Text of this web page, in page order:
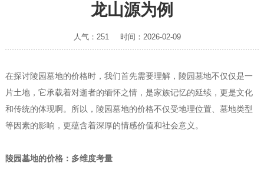
龙山源为例
人气：251 时间：2026-02-09
在探讨陵园墓地的价格时，我们首先需要理解，陵园墓地不仅仅是一
片土地，它承载着对逝者的缅怀之情，是家族记忆的延续，更是文化
和传统的体现啊。所以，陵园墓地的价格不仅受地理位置、墓地类型
等因素的影响，更蕴含着深厚的情感价值和社会意义。
陵园墓地的价格：多维度考量